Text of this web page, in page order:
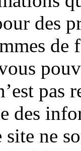
des
pas
des
ne